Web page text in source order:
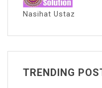
Nasihat Ustaz
TRENDING